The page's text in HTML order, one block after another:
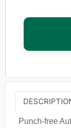
Punch-free